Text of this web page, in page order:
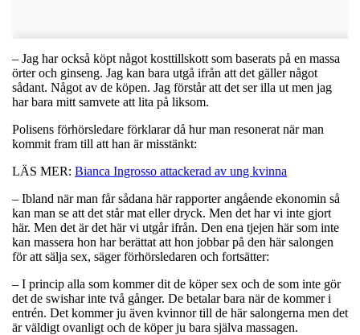
– Jag har också köpt något kosttillskott som baserats på en massa
örter och ginseng. Jag kan bara utgå ifrån att det gäller något
sådant. Något av de köpen. Jag förstår att det ser illa ut men jag
har bara mitt samvete att lita på liksom.
Polisens förhörsledare förklarar då hur man resonerat när man
kommit fram till att han är misstänkt:
LÄS MER: Bianca Ingrosso attackerad av ung kvinna
– Ibland när man får sådana här rapporter angående ekonomin så
kan man se att det står mat eller dryck. Men det har vi inte gjort
här. Men det är det här vi utgår ifrån. Den ena tjejen här som inte
kan massera hon har berättat att hon jobbar på den här salongen
för att sälja sex, säger förhörsledaren och fortsätter:
– I princip alla som kommer dit de köper sex och de som inte gör
det de swishar inte två gånger. De betalar bara när de kommer i
entrén. Det kommer ju även kvinnor till de här salongerna men det
är väldigt ovanligt och de köper ju bara själva massagen.